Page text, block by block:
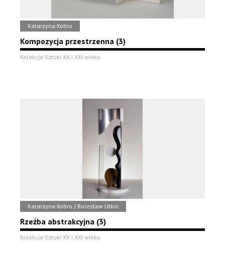
Katarzyna Kobro
Kompozycja przestrzenna (3)
Kolekcja Sztuki XX i XXI wieku
Katarzyna Kobro / Bolesław Utkin
Rzeźba abstrakcyjna (3)
Kolekcja Sztuki XX i XXI wieku